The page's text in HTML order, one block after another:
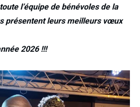
l’équipe de bénévoles de la
présentent leurs meilleurs vœux
2026 !!!